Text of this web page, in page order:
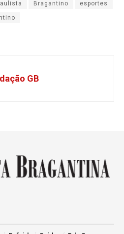
Bragantino esportes
GB